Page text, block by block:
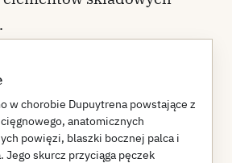
w chorobie Dupuytrena powstające z
anatomicznych
powięzi, blaszki bocznej palca i
Jego skurcz przyciąga pęczek
.
powstaje z fuzji pasma
anatomicznych
powięzi, blaszki
Graysona. Jego